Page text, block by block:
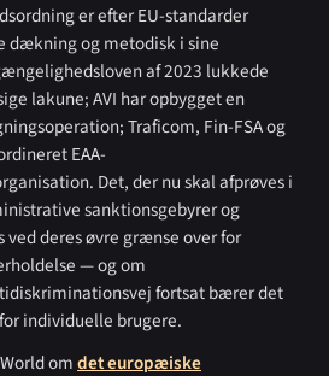
er efter EU-standarder
dækning og metodisk i sine
af 2023 lukkede
lakune; AVI har opbygget en
Traficom, Fin-FSA og
EAA-
Det, der nu skal afprøves i
sanktionsgebyrer og
ved deres øvre grænse over for
— og om
fortsat bærer det
individuelle brugere.
omdet europæiske